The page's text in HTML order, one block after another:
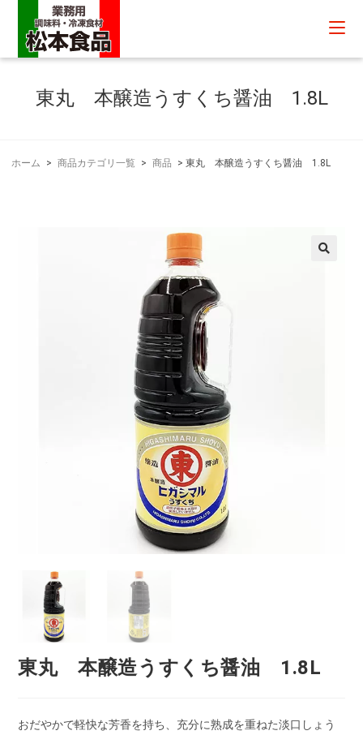
東丸 本醸造うすくち醤油 1.8L
ホーム > 商品カテゴリ一覧 > 商品 > 東丸 本醸造うすくち醤油 1.8L
東丸 本醸造うすくち醤油 1.8L
おだやかで軽快な芳香を持ち、充分に熟成を重ねた淡口しょう